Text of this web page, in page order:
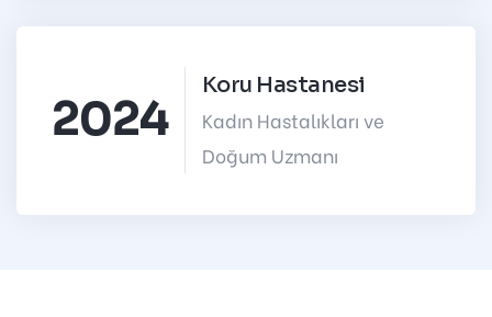
2024
Koru Hastanesi
Kadın Hastalıkları ve
Doğum Uzmanı